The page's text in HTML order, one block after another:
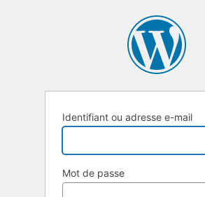
Identifiant ou adresse e-mail
Mot de passe